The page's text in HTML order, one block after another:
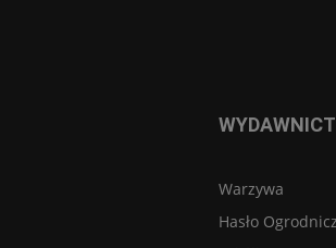
Warzywa
Hasło